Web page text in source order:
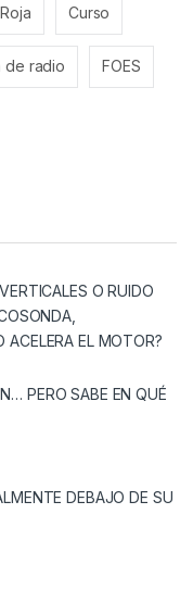
Curso
de radio FOES
O RUIDO
ACELERA EL MOTOR?
PERO SABE EN QUÉ
DEBAJO DE SU